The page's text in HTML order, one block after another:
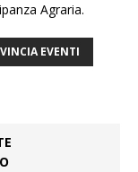
Agraria.
EVENTI